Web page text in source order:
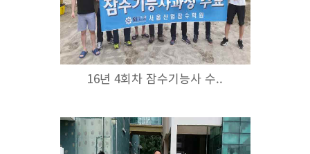
16년 4회차 잠수기능사 수..